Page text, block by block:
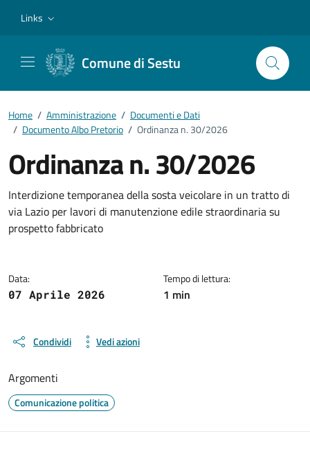
Links
Comune di Sestu
Home / Amministrazione / Documenti e Dati
/ Documento Albo Pretorio / Ordinanza n. 30/2026
Ordinanza n. 30/2026
Dettagli del documento
Interdizione temporanea della sosta veicolare in un tratto di
via Lazio per lavori di manutenzione edile straordinaria su
prospetto fabbricato
Data:
07 Aprile 2026
Tempo di lettura:
1 min
Condividi Vedi azioni
Argomenti
Comunicazione politica